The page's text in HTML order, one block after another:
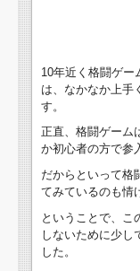
10年近く格闘ゲー
は、なかなか上手
す。
正直、格闘ゲーム
か初心者の方で参
だからといって格
てみているのも情
ということで、こ
しないために少し
した。